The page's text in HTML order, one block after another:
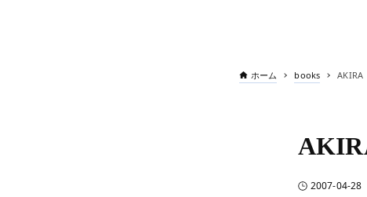
ホーム books AKIRA
2007-04-28